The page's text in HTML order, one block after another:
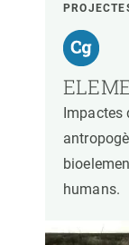
Impactes
humans.